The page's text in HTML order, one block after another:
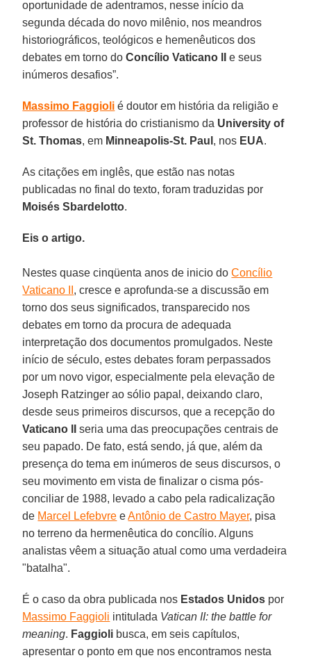
oportunidade de adentramos, nesse início da
segunda década do novo milênio, nos meandros
historiográficos, teológicos e hemenêuticos dos
debates em torno doConcílio Vaticano II
e seus
inúmeros desafios”.
Massimo Faggioli é doutor em história da religião e
professor de história do cristianismo da University of
St. Thomas, em Minneapolis-St. Paul , nos EUA.
As citações em inglês, que estão nas notas
publicadas no final do texto, foram traduzidas por
Moisés Sbardelotto.
Eis o artigo.
Nestes quase cinqüenta anos de inicio doConcílio
Vaticano II , cresce e aprofunda-se a discussão em
torno dos seus significados, transparecido nos
debates em torno da procura de adequada
interpretação dos documentos promulgados. Neste
início de século, estes debates foram perpassados
por um novo vigor, especialmente pela elevação de
Joseph Ratzinger ao sólio papal, deixando claro,
desde seus primeiros discursos, que a recepção do
Vaticano II
seria uma das preocupações centrais de
seu papado. De fato, está sendo, já que, além da
presença do tema em inúmeros de seus discursos, o
seu movimento em vista de finalizar o cisma pós-
conciliar de 1988, levado a cabo pela radicalização
de Marcel Lefebvre eAntônio de Castro Mayer, pisa
no terreno da hermenêutica do concílio. Alguns
analistas vêem a situação atual como uma verdadeira
"batalha".
É o caso da obra publicada nos Estados Unidos por
Massimo Faggioli intitulada Vatican II: the battle for
meaning. Faggioli busca, em seis capítulos,
apresentar o ponto em que nos encontramos nesta